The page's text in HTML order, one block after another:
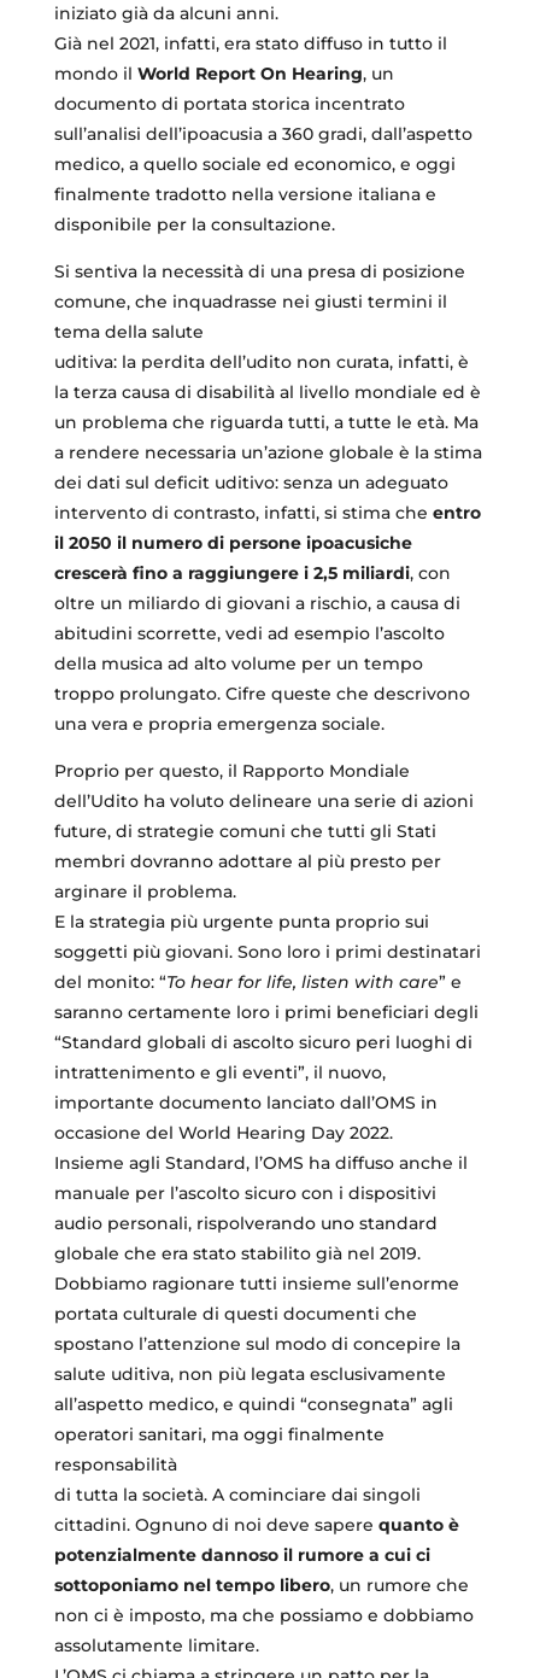
iniziato già da alcuni anni.
Già nel 2021, infatti, era stato diffuso in tutto il
mondo il World Report On Hearing, un
documento di portata storica incentrato
sull’analisi dell’ipoacusia a 360 gradi, dall’aspetto
medico, a quello sociale ed economico, e oggi
finalmente tradotto nella versione italiana e
disponibile per la consultazione.
Si sentiva la necessità di una presa di posizione
comune, che inquadrasse nei giusti termini il
tema della salute
uditiva: la perdita dell’udito non curata, infatti, è
la terza causa di disabilità al livello mondiale ed è
un problema che riguarda tutti, a tutte le età. Ma
a rendere necessaria un’azione globale è la stima
dei dati sul deficit uditivo: senza un adeguato
intervento di contrasto, infatti, si stima che entro
il 2050 il numero di persone ipoacusiche
crescerà fino a raggiungere i 2,5 miliardi, con
oltre un miliardo di giovani a rischio, a causa di
abitudini scorrette, vedi ad esempio l’ascolto
della musica ad alto volume per un tempo
troppo prolungato. Cifre queste che descrivono
una vera e propria emergenza sociale.
Proprio per questo, il Rapporto Mondiale
dell’Udito ha voluto delineare una serie di azioni
future, di strategie comuni che tutti gli Stati
membri dovranno adottare al più presto per
arginare il problema.
E la strategia più urgente punta proprio sui
soggetti più giovani. Sono loro i primi destinatari
del monito: “To hear for life, listen with care” e
saranno certamente loro i primi beneficiari degli
“Standard globali di ascolto sicuro peri luoghi di
intrattenimento e gli eventi”, il nuovo,
importante documento lanciato dall’OMS in
occasione del World Hearing Day 2022.
Insieme agli Standard, l’OMS ha diffuso anche il
manuale per l’ascolto sicuro con i dispositivi
audio personali, rispolverando uno standard
globale che era stato stabilito già nel 2019.
Dobbiamo ragionare tutti insieme sull’enorme
portata culturale di questi documenti che
spostano l’attenzione sul modo di concepire la
salute uditiva, non più legata esclusivamente
all’aspetto medico, e quindi “consegnata” agli
operatori sanitari, ma oggi finalmente
responsabilità
di tutta la società. A cominciare dai singoli
cittadini. Ognuno di noi deve sapere quanto è
potenzialmente dannoso il rumore a cui ci
sottoponiamo nel tempo libero, un rumore che
non ci è imposto, ma che possiamo e dobbiamo
assolutamente limitare.